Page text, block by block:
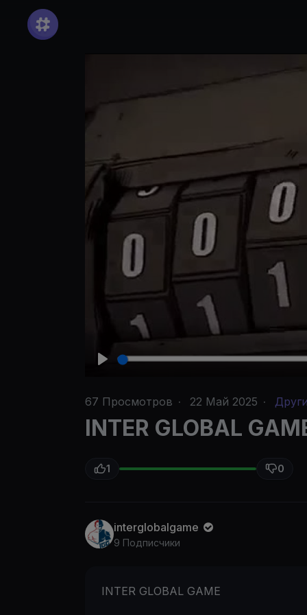
67 Просмотров · 22 Май 2025 ·
INTER GLOBAL
1 0
interglobalgame
9 Подписчики
INTER GLOBAL GAME